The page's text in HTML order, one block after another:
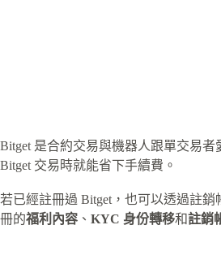
Bitget 是合約交易與機器人跟單交易
Bitget 交易時就能省下手續費。
若已經註冊過 Bitget，也可以透過註
冊的福利內容 、 KYC 身份轉移和註銷